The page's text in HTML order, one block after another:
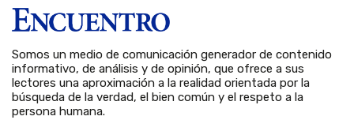
Somos un medio de comunicación generador de contenido
informativo, de análisis y de opinión, que ofrece a sus
lectores una aproximación a la realidad orientada por la
búsqueda de la verdad, el bien común y el respeto a la
persona humana.